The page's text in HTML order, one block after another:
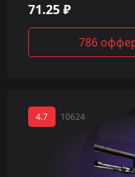
71.25 ₽
786
4.7 10624